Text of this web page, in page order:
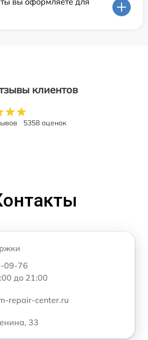
клиентов
5358 оценок
09-76
до 21:00
repair-center.ru
33